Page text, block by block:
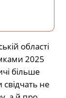
області
2025
більше
не